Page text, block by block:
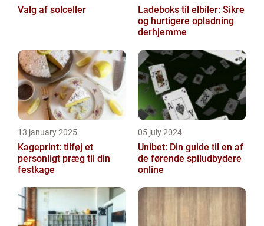
Valg af solceller
Ladeboks til elbiler: Sikre
og hurtigere opladning
derhjemme
13 january 2025
Kageprint: tilføj et
personligt præg til din
festkage
05 july 2024
Unibet: Din guide til en af
de førende spiludbydere
online